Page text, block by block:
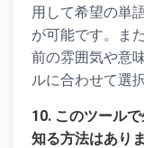
用して希望の単
が可能です。ま
前の雰囲気や意
ルに合わせて選
10. このツール
知る方法はあり